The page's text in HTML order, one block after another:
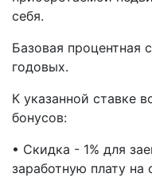
себя.
Базовая процентная
годовых.
К указанной ставке
бонусов:
• Скидка - 1% для
заработную плату